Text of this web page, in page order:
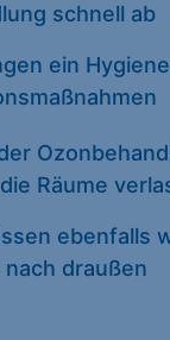
schnell ab
ein
Räume
ebenfalls
nach draußen
Zurück
ermöglichen